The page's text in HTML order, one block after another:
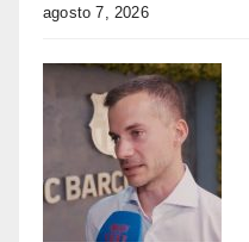
agosto 7, 2026